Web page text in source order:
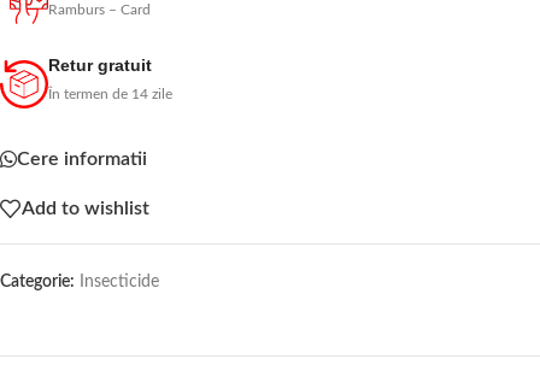
Ramburs – Card
Retur gratuit
În termen de 14 zile
Cere informatii
Add to wishlist
Categorie: Insecticide